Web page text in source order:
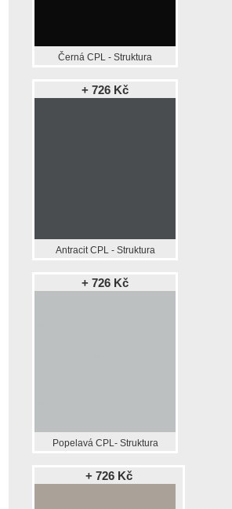
Černá CPL - Struktura
+ 726 Kč
Antracit CPL - Struktura
+ 726 Kč
Popelavá CPL- Struktura
+ 726 Kč